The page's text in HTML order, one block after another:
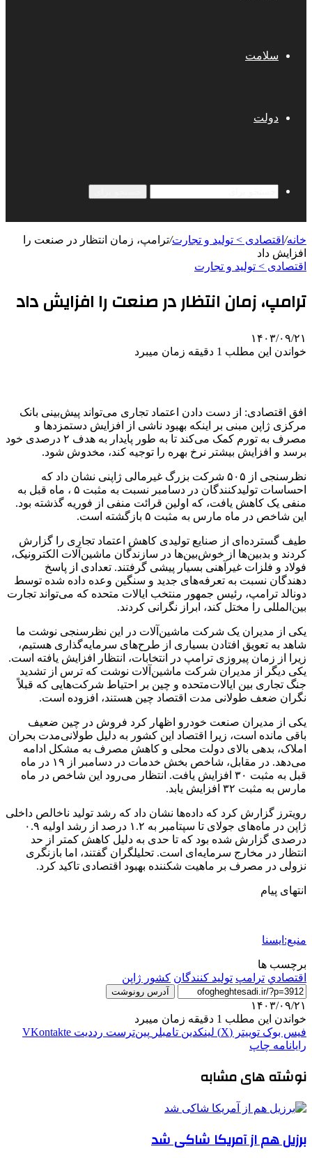
سلامت
دولت
خانه/ اقتصادی > تولید و تجارت/ترامپ، زمان انتظار در صنعت را
افزایش داد
اقتصادی > تولید و تجارت
ترامپ، زمان انتظار در صنعت را افزایش داد
۱۴۰۳/۰۹/۲۱
خواندن این مطلب 1 دقیقه زمان میبرد
افق اقتصادی: از دست دادن اعتماد تجاری می‌تواند پیش‌بینی بانک
مرکزی ژاپن مبنی بر اینکه بهبود ناشی از افزایش دستمزدها و
مصرف به تورم کمک می‌کند تا به طور پایدار به هدف ۲ درصدی خود
برسد و افزایش بیشتر نرخ بهره را توجیه کند، مخدوش شود.
نظرسنجی از ۵۰۵ شرکت بزرگ غیرمالی ژاپنی نشان داد که
احساسات تولیدکنندگان در دسامبر نسبت به مثبت ۵ ، ماه قبل به
منفی یک کاهش یافت، که اولین قرائت منفی از فوریه گذشته بود.
این شاخص در ماه مارس به مثبت ۵ بازگشته است.
طیف گسترده‌ای از صنایع تولیدی کاهش اعتماد تجاری را گزارش
کردند و بدبین‌ها از خوش‌بین‌ها در سازندگان ماشین‌آلات الکترونیک،
فولاد و فلزات غیرآهنی بسیار پیشی گرفتند. تعدادی از پاسخ
دهندگان نسبت به تعرفه‌های جدید و سنگین وعده داده شده توسط
دونالد ترامپ، رئیس جمهور منتخب ایالات متحده که می‌تواند تجارت
بین‌المللی را مختل کند، ابراز نگرانی کردند.
یکی از مدیران یک شرکت ماشین‌آلات در این نظرسنجی نوشت ما
شاهد به تعویق افتادن بسیاری از طرح‌های سرمایه‌گذاری هستیم،
زیرا از زمان پیروزی ترامپ در انتخابات، انتظار افزایش یافته است.
یکی دیگر از مدیران شرکت ماشین‌آلات نوشت که ترس از تشدید
جنگ تجاری بین ایالات‌متحده و چین بر احتیاط شرکت‌هایی که قبلاً
نگران ضعف طولانی مدت اقتصاد چین هستند، افزوده است.
یکی از مدیران صنعت خودرو اظهار کرد فروش در چین ضعیف
باقی مانده است، زیرا اقتصاد این کشور به دلیل طولانی‌مدت بحران
املاک، بدهی بالای دولت محلی و کاهش مصرف به مشکل ادامه
می‌دهد. در مقابل، شاخص بخش خدمات در دسامبر از ۱۹ در ماه
قبل به مثبت ۳۰ افزایش یافت. انتظار می‌رود این شاخص در ماه
مارس به مثبت ۳۲ افزایش یابد.
رویترز گزارش کرد که داده‌ها نشان داد که رشد تولید ناخالص داخلی
ژاپن در ماه‌های جولای تا سپتامبر به ۱.۲ درصد از رشد اولیه ۰.۹
درصدی گزارش شده بود که تا حدی به دلیل کاهش کمتر از حد
انتظار در مخارج سرمایه‌ای است. تحلیلگران گفتند، اما بازنگری
نزولی در مصرف بر ماهیت شکننده بهبود اقتصادی تاکید کرد.
انتهای پیام
منبع:ایسنا
برچسب ها
اقتصادي ترامپ تولید کنندگان کشور ژاپن
آدرس رونوشت
۱۴۰۳/۰۹/۲۱
خواندن این مطلب 1 دقیقه زمان میبرد
فیس بوک توییتر (X) لینکدین ‫تامبلر ‫پین‌ترست ‫رددیت ‫VKontakte
رایانامه چاپ
نوشته های مشابه
برزیل هم از آمریکا شاکی شد